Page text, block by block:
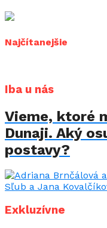
Najčítanejšie
Iba u nás
Vieme, ktoré
Dunaji. Aký
postavy?
Exkluzívne